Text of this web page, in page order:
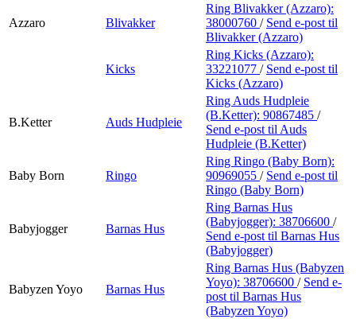
Azzaro Blivakker
Ring Blivakker (Azzaro):
38000760 / Send e-post til
Blivakker (Azzaro)
Kicks
Ring Kicks (Azzaro):
33221077 / Send e-post til
Kicks (Azzaro)
B.Ketter Auds Hudpleie
Ring Auds Hudpleie
(B.Ketter): 90867485 /
Send e-post til Auds
Hudpleie (B.Ketter)
Baby Born Ringo
Ring Ringo (Baby Born):
90969055 / Send e-post til
Ringo (Baby Born)
Babyjogger Barnas Hus
Ring Barnas Hus
(Babyjogger): 38706600 /
Send e-post til Barnas Hus
(Babyjogger)
Babyzen Yoyo Barnas Hus
Ring Barnas Hus (Babyzen
Yoyo): 38706600 / Send e-
post til Barnas Hus
(Babyzen Yoyo)